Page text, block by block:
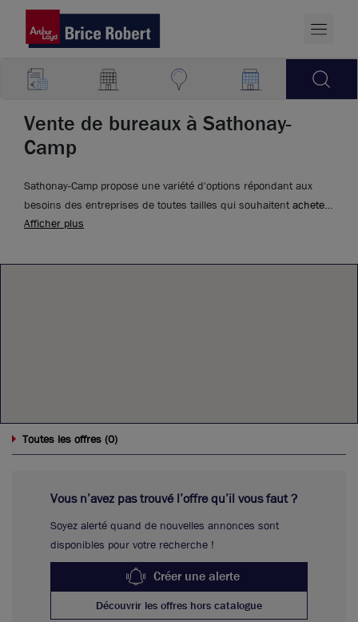
Vente de bureaux à Sathonay-
Camp
Sathonay-Camp propose une variété d'options répondant aux
besoins des entreprises de toutes tailles qui souhaitent acheter
un bureau.
Afficher plus
Toutes les offres (0)
Vous n’avez pas trouvé l’offre qu’il vous faut ?
Soyez alerté quand de nouvelles annonces sont
disponibles pour votre recherche !
Créer une alerte
Découvrir les offres hors catalogue